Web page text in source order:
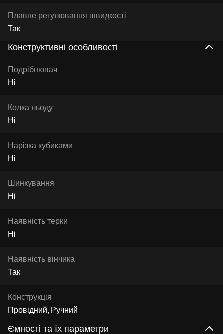
Плавне регулювання швидкості
Так
Конструктивні особливості
Подрібнювач
Ні
Колка льоду
Ні
Нарізка кубиками
Ні
Шинкування
Ні
Наявність терки
Ні
Наявність вінчика
Так
Конструкція
Провідний Ручний
Ємності та їх параметри